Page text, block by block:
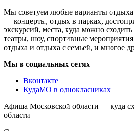
Мы советуем любые варианты отдыха
— концерты, отдых в парках,
экскурсий, места, куда можно
театры, шоу, спортивные
отдыха и отдыха с семьей, и многое
Мы в социальных сетях
Вконтакте
КудаМО в однокласниках
Афиша Московской области — куда
области